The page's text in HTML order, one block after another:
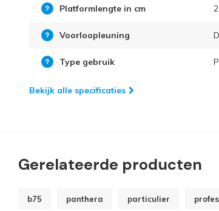
Platformlengte in cm
Voorloopleuning
Type gebruik
Bekijk alle specificaties
Gerelateerde producten
b75 panthera particulier